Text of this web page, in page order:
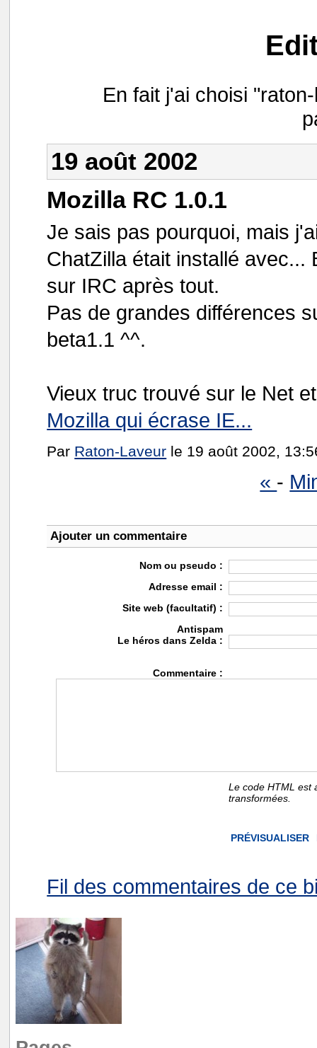
En fait j'ai choisi
19 août 2002
Mozilla RC 1.0.1
Je sais pas pourquoi, mais
ChatZilla était installé avec...
sur IRC après tout.
Pas de grandes différences
beta1.1 ^^.
Vieux truc trouvé sur le Net
Mozilla qui écrase IE...
Par Raton-Laveur le 19 août 2002,
« -
Ajouter un commentaire
Nom ou pseudo :
Adresse email :
Site web (facultatif) :
Antispam
Le héros dans Zelda :
Commentaire :
Le code HTML est
transformées.
Fil des commentaires de ce